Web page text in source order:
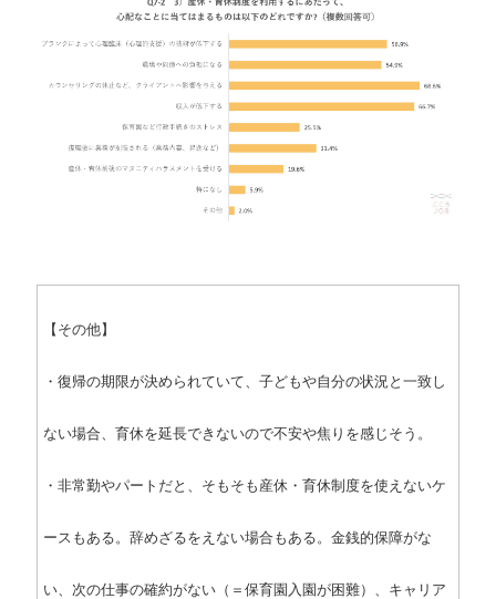
【その他】
・復帰の期限が決められていて、子どもや自分の状況と一致し
ない場合、育休を延長できないので不安や焦りを感じそう。
・非常勤やパートだと、そもそも産休・育休制度を使えないケ
ースもある。辞めざるをえない場合もある。金銭的保障がな
い、次の仕事の確約がない（＝保育園入園が困難）、キャリア